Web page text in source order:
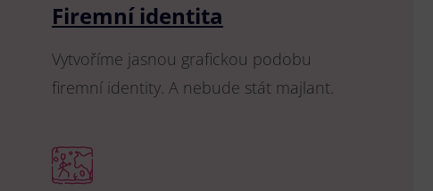
Firemní identita
Vytvoříme jasnou grafickou podobu
firemní identity. A nebude stát majlant.